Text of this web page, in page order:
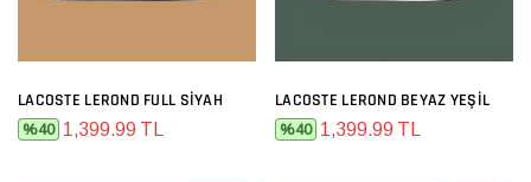
LACOSTE LEROND FULL SIYAH
%40 1,399.99 TL
LACOSTE LEROND BEYAZ YEŞIL
%40 1,399.99 TL